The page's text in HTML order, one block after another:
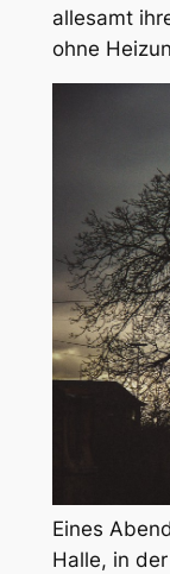
allesamt
ohne
Eines
Halle, in